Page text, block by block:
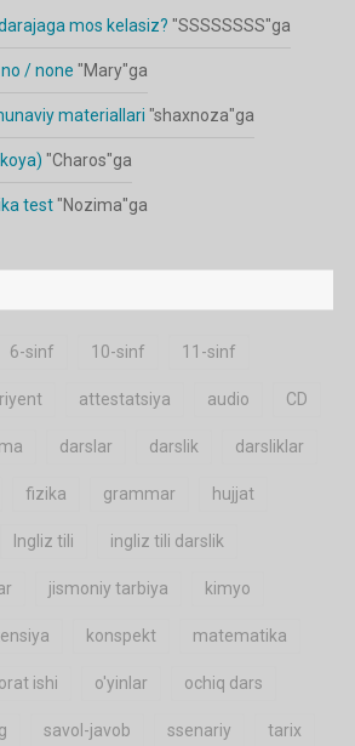
mos kelasiz? "SSSSSSSS"ga
/ none "Mary"ga
materiallari "shaxnoza"ga
"Charos"ga
test"Nozima"ga
6-sinf 10-sinf 11-sinf
attestatsiya audio CD
darslar darslik darsliklar
fizika grammar hujjat
Ingliz tili ingliz tili darslik
jismoniy tarbiya kimyo
konspekt matematika
ishi o'yinlar ochiq dars
savol-javob ssenariy tarix